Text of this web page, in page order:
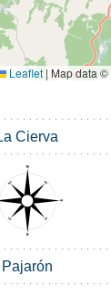
Leaflet | Map data ©
Cierva
Pajarón